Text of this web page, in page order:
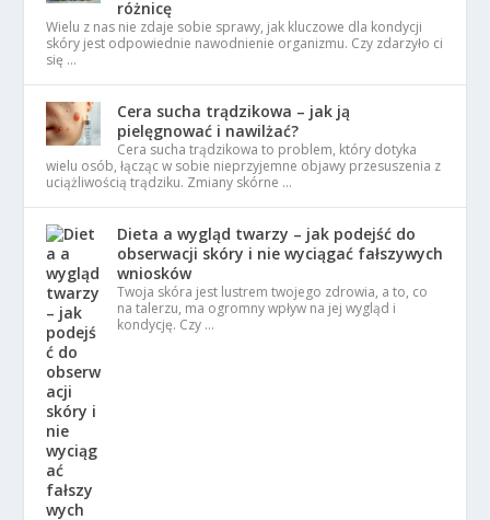
różnicę
Wielu z nas nie zdaje sobie sprawy, jak kluczowe dla kondycji
skóry jest odpowiednie nawodnienie organizmu. Czy zdarzyło ci
się …
Cera sucha trądzikowa – jak ją
pielęgnować i nawilżać?
Cera sucha trądzikowa to problem, który dotyka
wielu osób, łącząc w sobie nieprzyjemne objawy przesuszenia z
uciążliwością trądziku. Zmiany skórne …
Dieta a wygląd twarzy – jak podejść do
obserwacji skóry i nie wyciągać fałszywych
wniosków
Twoja skóra jest lustrem twojego zdrowia, a to, co
na talerzu, ma ogromny wpływ na jej wygląd i
kondycję. Czy …